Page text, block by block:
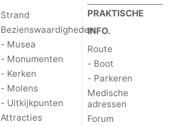
Strand
Bezienswaardigheden
- Musea
- Monumenten
- Kerken
- Molens
- Uitkijkpunten
Attracties
PRAKTISCHE
INFO.
Route
- Boot
- Parkeren
Medische
adressen
Forum